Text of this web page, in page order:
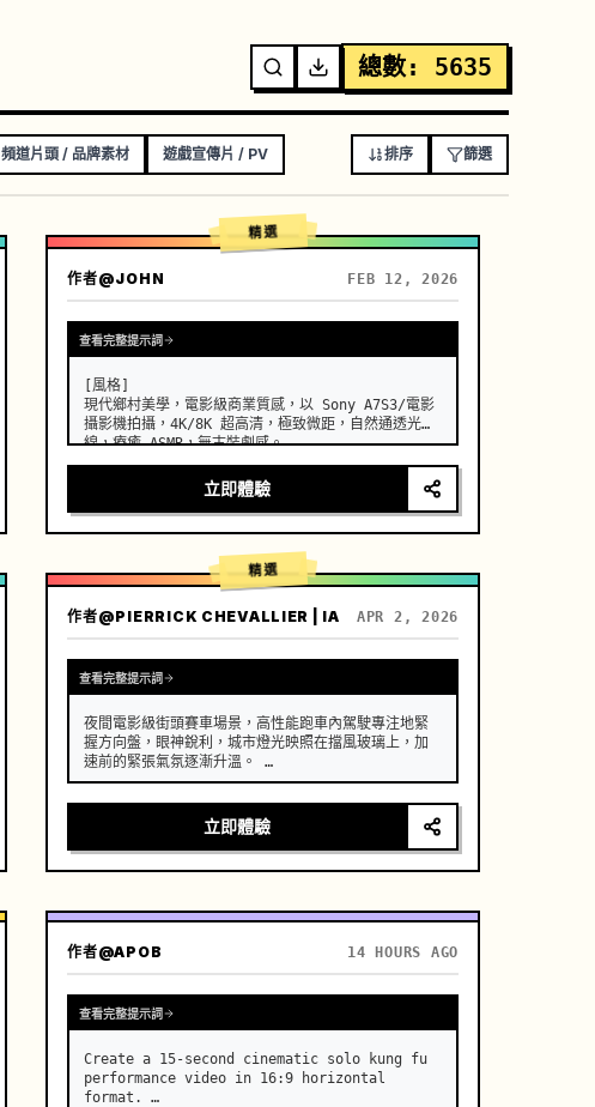
總數: 5635
頻道片頭 / 品牌素材 遊戲宣傳片 / PV 排序 篩選
精選
作者@JOHN FEB 12, 2026
查看完整提示詞
[風格]
現代鄉村美學，電影級商業質感，以 Sony A7S3/電影
攝影機拍攝，4K/8K 超高清，極致微距，自然通透光
線，療癒 ASMR，無古裝劇感。
維護良好的現代農舍開放式廚房，背景是鬱鬱蔥蔥的菜
園，陽光普照。
現代鄉村創作者，黑色長髮隨意用木簪盤起，身穿深藍
色舒適亞麻服飾，妝容清透，眼神專注而平和。
[鏡頭細節]
Freshness)
畫面：高清特寫。晨光以側逆光打在植物上。
動作：創作者的赤裸雙手（修長、潔淨的手指）從藤蔓…
立即體驗
精選
作者@PIERRICK CHEVALLIER | IA APR 2, 2026
查看完整提示詞
夜間電影級街頭賽車場景，高性能跑車內駕駛專注地緊
握方向盤，眼神銳利，城市燈光映照在擋風玻璃上，加
速前的緊張氣氛逐漸升溫。 …
立即體驗
作者@APOB 14 HOURS AGO
查看完整提示詞
Create a 15-second cinematic solo kung fu
performance video in 16:9 horizontal
format. …